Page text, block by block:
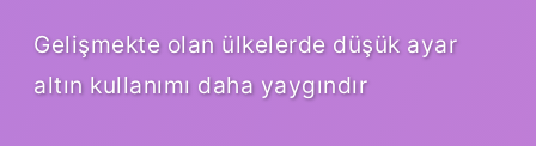
Gelişmekte olan ülkelerde düşük ayar
altın kullanımı daha yaygındır